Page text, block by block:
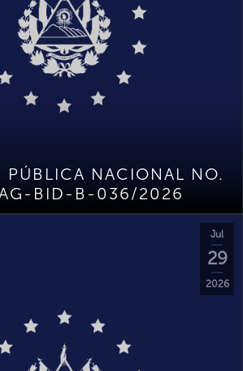
PÚBLICA NACIONAL NO.
BID-B-036/2026
Jul
29
2026